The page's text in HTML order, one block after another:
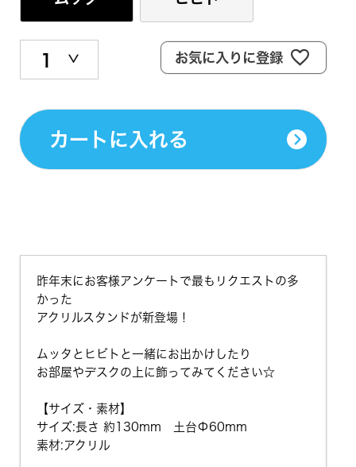
お気に入りに登録
カートに入れる
昨年末にお客様アンケートで最もリクエストの多
かった
アクリルスタンドが新登場！
ムッタとヒビトと一緒にお出かけしたり
お部屋やデスクの上に飾ってみてください☆
【サイズ・素材】
サイズ:長さ 約130mm 土台Φ60mm
素材:アクリル